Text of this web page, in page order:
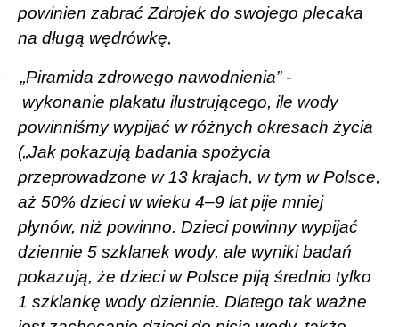
powinien zabrać Zdrojek do swojego plecaka
na długą wędrówkę,
„Piramida zdrowego nawodnienia” -
wykonanie plakatu ilustrującego, ile wody
powinniśmy wypijać w różnych okresach życia
(„Jak pokazują badania spożycia
przeprowadzone w 13 krajach, w tym w Polsce,
aż 50% dzieci w wieku 4–9 lat pije mniej
płynów, niż powinno. Dzieci powinny wypijać
dziennie 5 szklanek wody, ale wyniki badań
pokazują, że dzieci w Polsce piją średnio tylko
1 szklankę wody dziennie. Dlatego tak ważne